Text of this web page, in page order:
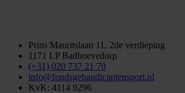
Prins Mauritslaan 11, 2de verdieping
1171 LP Badhoevedorp
(+31) 020 737 21 70
info@fondsgehandicaptensport.nl
KvK: 4114 9296